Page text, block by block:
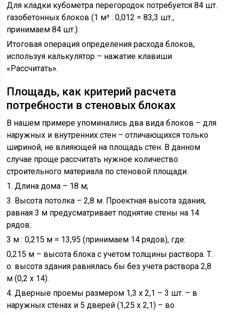
Для кладки кубометра перегородок потребуется 84 шт.
газобетонных блоков (1 м³ : 0,012 = 83,3 шт.,
принимаем 84 шт.).
Итоговая операция определения расхода блоков,
используя калькулятор – нажатие клавиши
«Рассчитать».
Площадь, как критерий расчета
потребности в стеновых блоках
В нашем примере упоминались два вида блоков – для
наружных и внутренних стен – отличающихся только
шириной, не влияющей на площадь стен. В данном
случае проще рассчитать нужное количество
строительного материала по стеновой площади.
1. Длина дома – 18 м;
3. Высота потолка – 2,8 м. Проектная высота здания,
равная 3 м предусматривает поднятие стены на 14
рядов:
3 м : 0,215 м = 13,95 (принимаем 14 рядов), где:
0,215 м – высота блока с учетом толщины раствора. Т.
о. высота здания равнялась бы без учета раствора 2,8
м (0,2 х 14).
4. Дверные проемы размером 1,3 х 2,1 – 3 шт. – в
наружных стенах и 5 дверей (1,25 х 2,1) – во